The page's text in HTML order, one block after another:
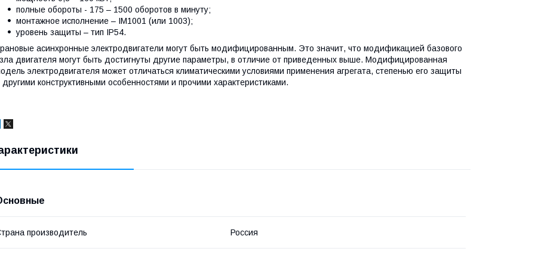
полные обороты - 175 – 1500 оборотов в минуту;
монтажное исполнение – ІМ1001 (или 1003);
уровень защиты – тип IP54.
асинхронные электродвигатели могут быть модифицированным. Это значит, что модификацией базового
двигателя могут быть достигнуты другие параметры, в отличие от приведенных выше. Модифицированная
электродвигателя может отличаться климатическими условиями применения агрегата, степенью его защиты
другими конструктивными особенностями и прочими характеристиками.
производитель Россия